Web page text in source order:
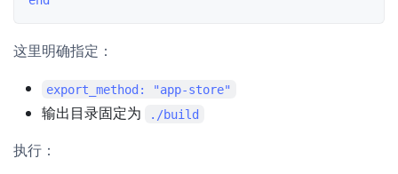
这里明确指定：
export_method: "app-store"
输出目录固定为 ./build
执行：